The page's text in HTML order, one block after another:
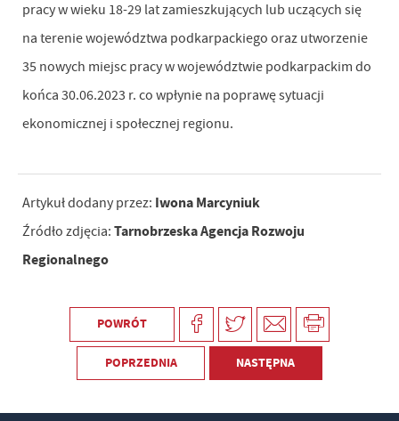
pracy w wieku 18-29 lat zamieszkujących lub uczących się
na terenie województwa podkarpackiego oraz utworzenie
35 nowych miejsc pracy w województwie podkarpackim do
końca 30.06.2023 r. co wpłynie na poprawę sytuacji
ekonomicznej i społecznej regionu.
Artykuł dodany przez: Iwona Marcyniuk
Źródło zdjęcia: Tarnobrzeska Agencja Rozwoju
Regionalnego
POWRÓT
POPRZEDNIA NASTĘPNA